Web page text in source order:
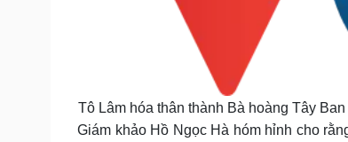
Tô Lâm hóa thân thành Bà hoàng Tây Ban
Giám khảo Hồ Ngọc Hà hóm hỉnh cho